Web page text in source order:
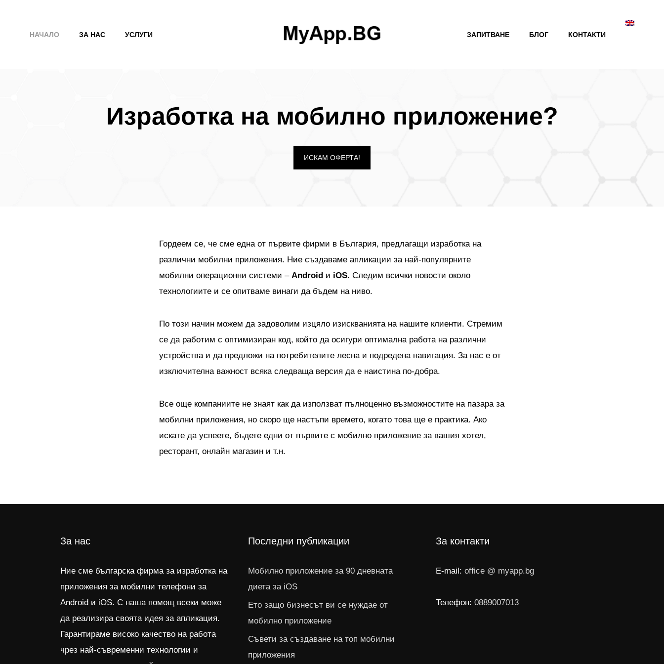
НАЧАЛО ЗА НАС УСЛУГИ ЗАПИТВАНЕ БЛОГ КОНТАКТИ
Изработка на мобилно приложение?
ИСКАМ ОФЕРТА!
Гордеем се, че сме една от първите фирми в България, предлагащи изработка на
различни мобилни приложения. Ние създаваме апликации за най-популярните
мобилни операционни системи – Android и iOS. Следим всички новости около
технологиите и се опитваме винаги да бъдем на ниво.
По този начин можем да задоволим изцяло изискванията на нашите клиенти. Стремим
се да работим с оптимизиран код, който да осигури оптимална работа на различни
устройства и да предложи на потребителите лесна и подредена навигация. За нас е от
изключителна важност всяка следваща версия да е наистина по-добра.
Все още компаниите не знаят как да използват пълноценно възможностите на пазара за
мобилни приложения, но скоро ще настъпи времето, когато това ще е практика. Ако
искате да успеете, бъдете едни от първите с мобилно приложение за вашия хотел,
ресторант, онлайн магазин и т.н.
За нас
Ние сме българска фирма за изработка на
приложения за мобилни телефони за
Android и iOS. С наша помощ всеки може
да реализира своята идея за апликация.
Гарантираме високо качество на работа
чрез най-съвременни технологии и
Последни публикации
Мобилно приложение за 90 дневната
диета за iOS
Ето защо бизнесът ви се нуждае от
мобилно приложение
Съвети за създаване на топ мобилни
приложения
За контакти
E-mail: office @ myapp.bg
Телефон: 0889007013